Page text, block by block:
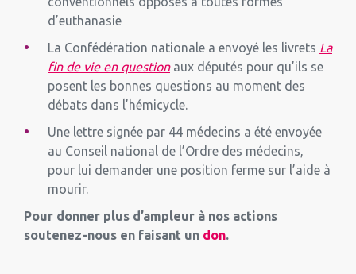
d’euthanasie
La Confédération nationale a envoyé les livrets La
fin de vie en question aux députés pour qu’ils se
posent les bonnes questions au moment des
débats dans l’hémicycle.
Une lettre signée par 44 médecins a été envoyée
au Conseil national de l’Ordre des médecins,
pour lui demander une position ferme sur l’aide à
mourir.
Pour donner plus d’ampleur à nos actions
soutenez-nous en faisant un don.